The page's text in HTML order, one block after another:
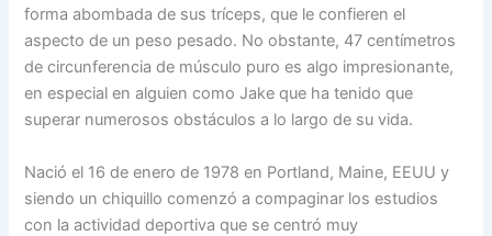
forma abombada de sus tríceps, que le confieren el
aspecto de un peso pesado. No obstante, 47 centímetros
de circunferencia de músculo puro es algo impresionante,
en especial en alguien como Jake que ha tenido que
superar numerosos obstáculos a lo largo de su vida.
Nació el 16 de enero de 1978 en Portland, Maine, EEUU y
siendo un chiquillo comenzó a compaginar los estudios
con la actividad deportiva que se centró muy